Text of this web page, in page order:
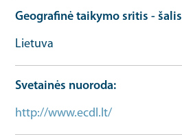
Geografinė taikymo sritis - šalis
Lietuva
Svetainės nuoroda
http://www.ecdl.lt/